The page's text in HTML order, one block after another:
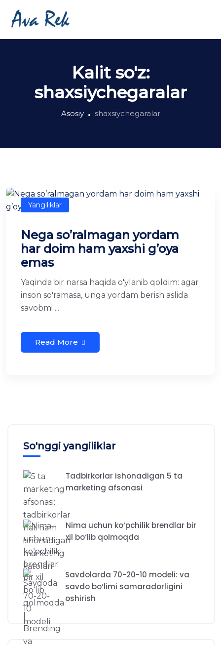
Kalit so'z:
shaxsiychegaralar
Asosiy shaxsiychegaralar
Yangiliklar
Nega so’ralmagan yordam
har doim ham yaxshi g’oya
emas
Yaqinda bir narsa haqida o'ylanib qoldim: agar
inson so'ramasa, unga yordam berish aslida
savobmi ...
Read More
So'nggi yangiliklar
Tadbirkorlar ishonadigan 5 ta
marketing afsonasi
Nima uchun ko‘pchilik brendlar bir
xil bo‘lib qolmoqda
Savdolarda 70-20-10 modeli: va
savdo bo‘limi samaradorligini
oshirish